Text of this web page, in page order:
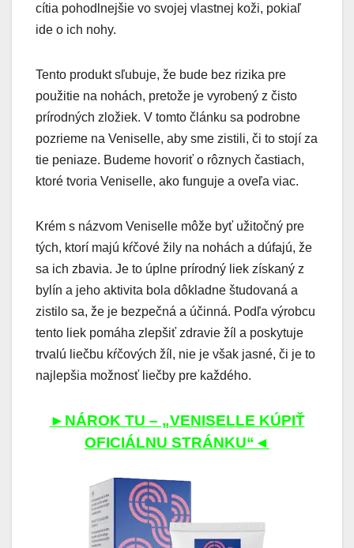
cítia pohodlnejšie vo svojej vlastnej koži, pokiaľ
ide o ich nohy.
Tento produkt sľubuje, že bude bez rizika pre
použitie na nohách, pretože je vyrobený z čisto
prírodných zložiek. V tomto článku sa podrobne
pozrieme na Veniselle, aby sme zistili, či to stojí za
tie peniaze. Budeme hovoriť o rôznych častiach,
ktoré tvoria Veniselle, ako funguje a oveľa viac.
Krém s názvom Veniselle môže byť užitočný pre
tých, ktorí majú kŕčové žily na nohách a dúfajú, že
sa ich zbavia. Je to úplne prírodný liek získaný z
bylín a jeho aktivita bola dôkladne študovaná a
zistilo sa, že je bezpečná a účinná. Podľa výrobcu
tento liek pomáha zlepšiť zdravie žíl a poskytuje
trvalú liečbu kŕčových žíl, nie je však jasné, či je to
najlepšia možnosť liečby pre každého.
►NÁROK TU – „VENISELLE KÚPIŤ
OFICIÁLNU STRÁNKU“◄